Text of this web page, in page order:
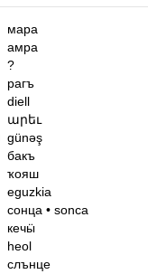
мара
амра
?
рагъ
diell
արեւ
günəş
бакъ
ҡояш
eguzkia
сонца •sonca
кечӹ
heol
слънце